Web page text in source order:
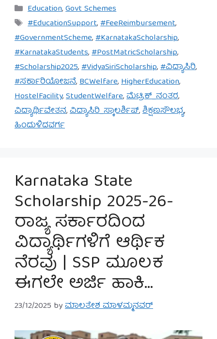
Categories
Education,Govt Schemes
Tags
#EducationSupport,#FeeReimbursement,
#GovernmentScheme,#KarnatakaScholarship,
#KarnatakaStudents,#PostMatricScholarship,
#Scholarship2025,#VidyaSiriScholarship,#ವಿದ್ಯಾಸಿರಿ,
#ಸರ್ಕಾರಿಯೋಜನೆ,BCWelfare,HigherEducation,
HostelFacility,StudentWelfare,ಮೆಟ್ರಿಕ್_ನಂತರ,
ವಿದ್ಯಾರ್ಥಿವೇತನ,ವಿದ್ಯಾಸಿರಿ_ಸ್ಕಾಲರ್ಶಿಪ್,ಶಿಕ್ಷಣಸೌಲಭ್ಯ,
ಹಿಂದುಳಿದವರ್ಗ
Karnataka State
Scholarship 2025-26-
ರಾಜ್ಯ ಸರ್ಕಾರದಿಂದ
ವಿದ್ಯಾರ್ಥಿಗಳಿಗೆ ಆರ್ಥಿಕ
ನೆರವು | SSP ಮೂಲಕ
ಈಗಲೇ ಅರ್ಜಿ ಹಾಕಿ…
23/12/2025 byಮಾಲತೇಶ ಮಾಳಮ್ಮನವರ್